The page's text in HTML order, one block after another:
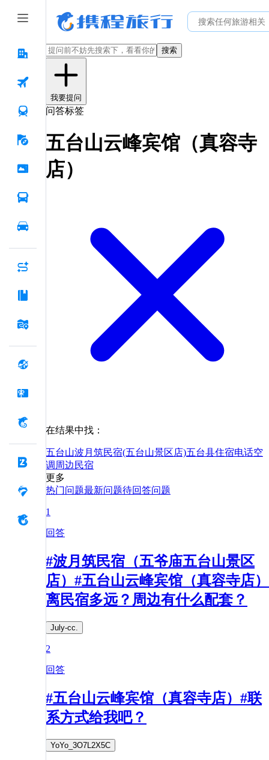
搜索
我要提问
问答标签
五台山云峰宾馆（真容寺
店）
在结果中找：
五台山波月筑民宿(五台山景区店)五台县住宿电话空
调 周边 民宿
更多
热门问题最新问题待回答问题
1
回答
#波月筑民宿（五爷庙五台山景区
店）#五台山云峰宾馆（真容寺店）
离民宿多远？周边有什么配套？​
July-cc.
2
回答
#五台山云峰宾馆（真容寺店）#联
系方式给我吧？
YoYo_3O7L2X5C